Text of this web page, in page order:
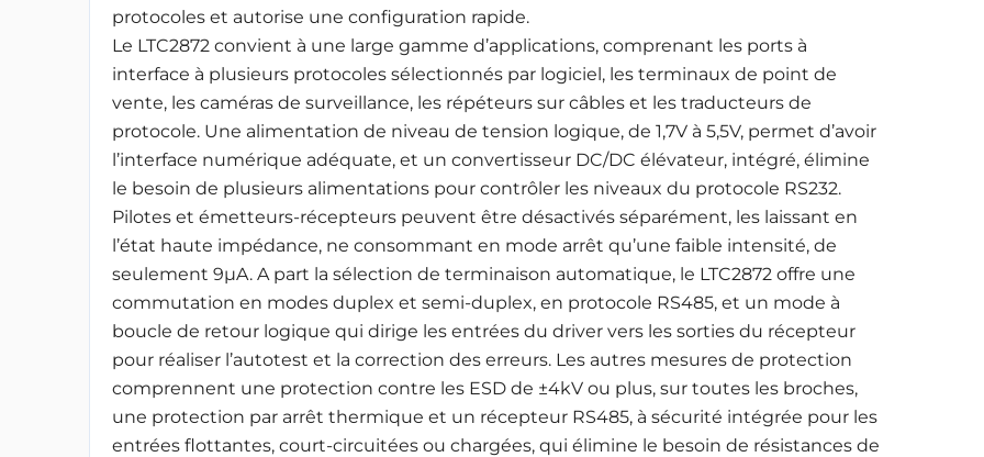
protocoles et autorise une configuration rapide.
Le LTC2872 convient à une large gamme d’applications, comprenant les ports à
interface à plusieurs protocoles sélectionnés par logiciel, les terminaux de point de
vente, les caméras de surveillance, les répéteurs sur câbles et les traducteurs de
protocole. Une alimentation de niveau de tension logique, de 1,7V à 5,5V, permet d’avoir
l’interface numérique adéquate, et un convertisseur DC/DC élévateur, intégré, élimine
le besoin de plusieurs alimentations pour contrôler les niveaux du protocole RS232.
Pilotes et émetteurs-récepteurs peuvent être désactivés séparément, les laissant en
l’état haute impédance, ne consommant en mode arrêt qu’une faible intensité, de
seulement 9µA. A part la sélection de terminaison automatique, le LTC2872 offre une
commutation en modes duplex et semi-duplex, en protocole RS485, et un mode à
boucle de retour logique qui dirige les entrées du driver vers les sorties du récepteur
pour réaliser l’autotest et la correction des erreurs. Les autres mesures de protection
comprennent une protection contre les ESD de ±4kV ou plus, sur toutes les broches,
une protection par arrêt thermique et un récepteur RS485, à sécurité intégrée pour les
entrées flottantes, court-circuitées ou chargées, qui élimine le besoin de résistances de